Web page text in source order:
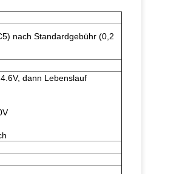
nach Standardgebühr (0,2
dann Lebenslauf